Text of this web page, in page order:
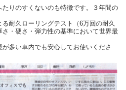
りのすくないのも特徴です。３年間の
耐久ローリングテスト（6万回の耐久
・硬さ・弾力性の基準において世界最
多い車内でも安心してお使いくださ